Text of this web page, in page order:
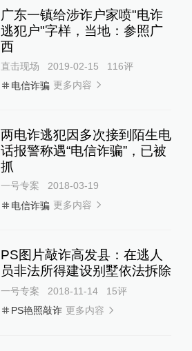
广东一镇给涉诈户家喷"电诈
逃犯户"字样，当地：参照广
西
直击现场 2019-02-15 116评
电信诈骗 更多内容
两电诈逃犯因多次接到陌生电
话报警称遇“电信诈骗”，已被
抓
一号专案
2018-03-19
电信诈骗 更多内容
PS图片敲诈高发县：在逃人
员非法所得建设别墅依法拆除
一号专案 2018-11-14 15评
PS艳照敲诈 更多内容